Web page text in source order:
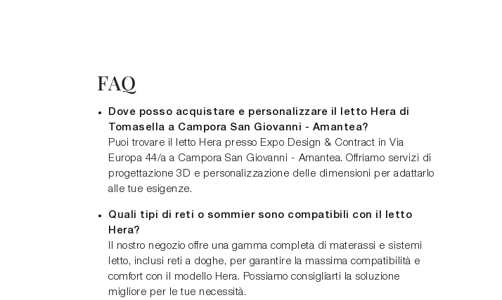
FAQ
Dove posso acquistare e personalizzare il letto Hera di
Tomasella a Campora San Giovanni - Amantea?
Puoi trovare il letto Hera presso Expo Design & Contract in Via
Europa 44/a a Campora San Giovanni - Amantea. Offriamo servizi di
progettazione 3D e personalizzazione delle dimensioni per adattarlo
alle tue esigenze.
Quali tipi di reti o sommier sono compatibili con il letto
Hera?
Il nostro negozio offre una gamma completa di materassi e sistemi
letto, inclusi reti a doghe, per garantire la massima compatibilità e
comfort con il modello Hera. Possiamo consigliarti la soluzione
migliore per le tue necessità.